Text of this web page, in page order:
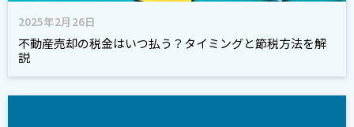
2025年2月26日
不動産売却の税金はいつ払う？タイミングと節税方法を解
説